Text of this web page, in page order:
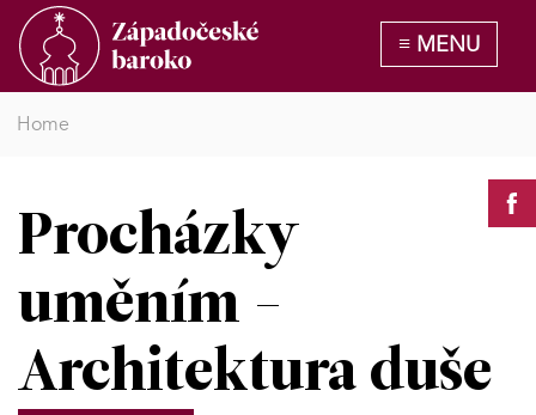
Home
Procházky
uměním -
Architektura duše